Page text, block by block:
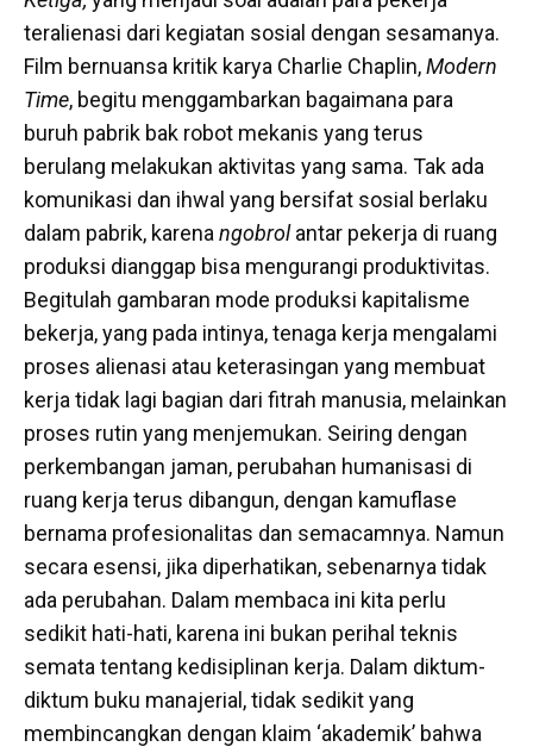
teralienasi dari kegiatan sosial dengan sesamanya.
Film bernuansa kritik karya Charlie Chaplin,Modern
Time, begitu menggambarkan bagaimana para
buruh pabrik bak robot mekanis yang terus
berulang melakukan aktivitas yang sama. Tak ada
komunikasi dan ihwal yang bersifat sosial berlaku
dalam pabrik, karena ngobrolantar pekerja di ruang
produksi dianggap bisa mengurangi produktivitas.
Begitulah gambaran mode produksi kapitalisme
bekerja, yang pada intinya, tenaga kerja mengalami
proses alienasi atau keterasingan yang membuat
kerja tidak lagi bagian dari fitrah manusia, melainkan
proses rutin yang menjemukan. Seiring dengan
perkembangan jaman, perubahan humanisasi di
ruang kerja terus dibangun, dengan kamuflase
bernama profesionalitas dan semacamnya. Namun
secara esensi, jika diperhatikan, sebenarnya tidak
ada perubahan. Dalam membaca ini kita perlu
sedikit hati-hati, karena ini bukan perihal teknis
semata tentang kedisiplinan kerja. Dalam diktum-
diktum buku manajerial, tidak sedikit yang
membincangkan dengan klaim ‘akademik’ bahwa